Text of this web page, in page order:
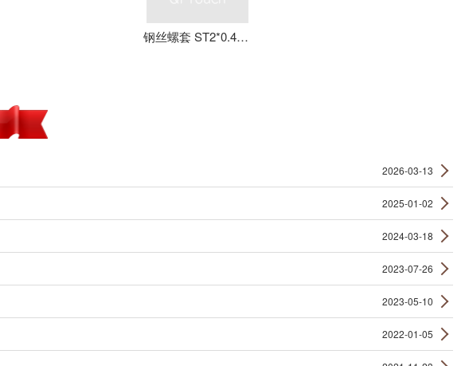
钢丝螺套 ST2*0.4*4 丝套 钢丝牙套 护套 元亨机械
2026-03-13
2025-01-02
2024-03-18
2023-07-26
2023-05-10
2022-01-05